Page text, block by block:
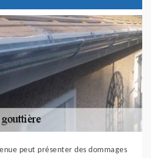
peut présenter des dommages